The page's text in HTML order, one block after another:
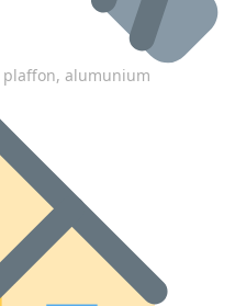
alumunium